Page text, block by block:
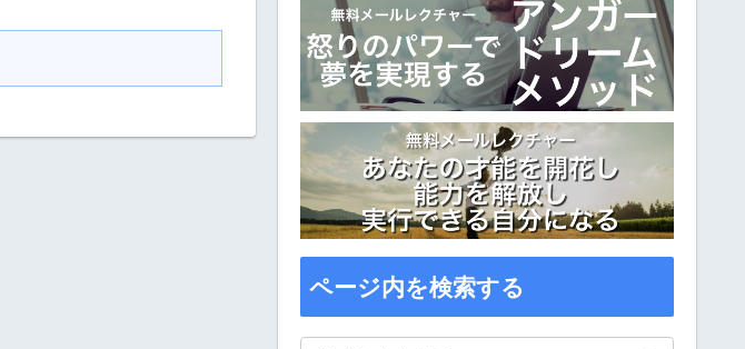
ページ内を検索する